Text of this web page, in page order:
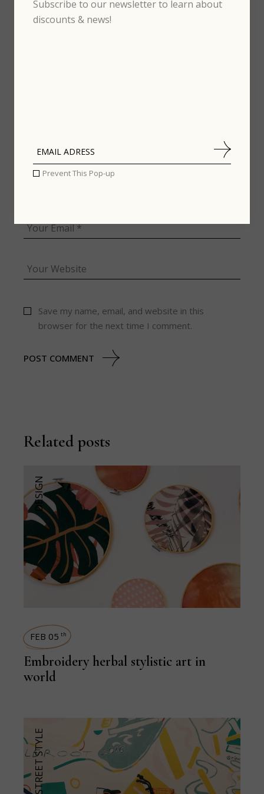
fields are marked
Save my name, email, and website in this
browser for the next time I comment.
POST COMMENT
Related posts
DESIGN
FEB 05 th
Embroidery herbal stylistic art in
world
STREET STYLE
Subscribe to our newsletter to learn about
discounts & news!
Prevent This Pop-up